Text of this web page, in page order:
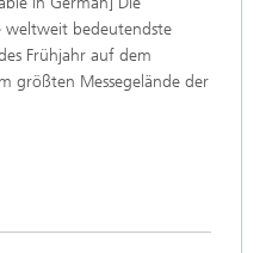
weltweit bedeutendste
Frühjahr auf dem
größten Messegelände der